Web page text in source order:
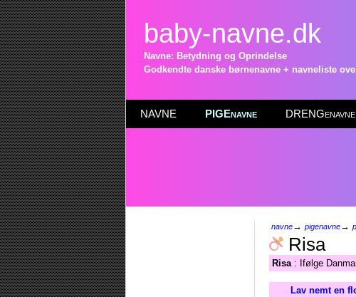
baby-navne.dk
Navne: Betydning og Oprindelse
Godkendte danske børnenavne + navneliste
NAVNE PIGEnavne DRENGenavne
navne→ pigenavne→
Risa
Risa: Ifølge
Lav nemt en